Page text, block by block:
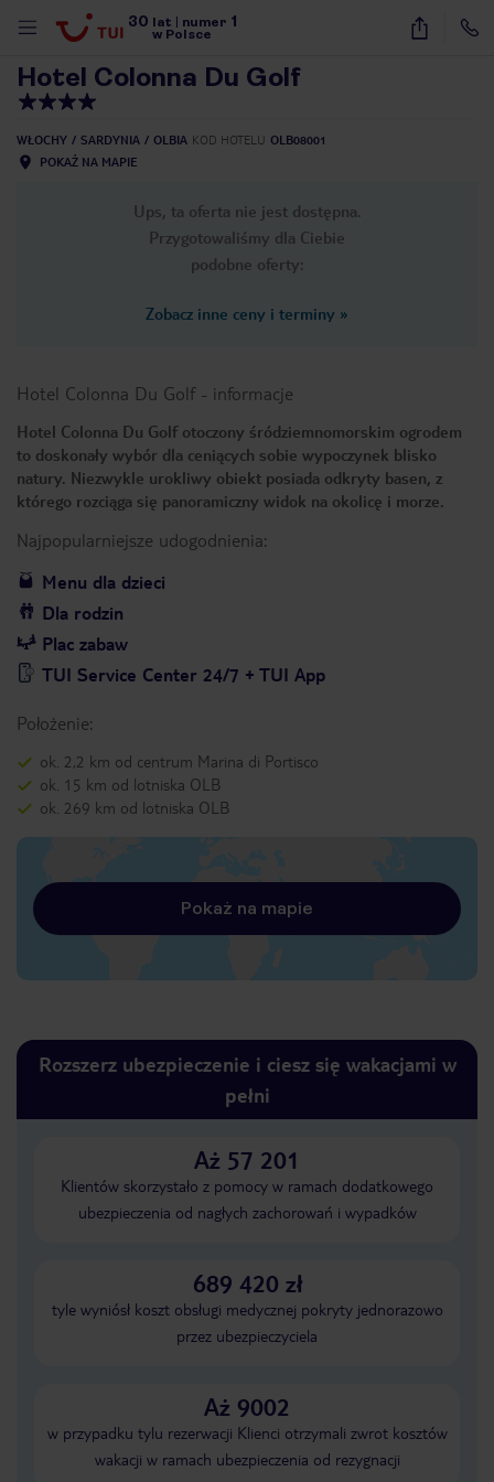
30 lat numer 1
w Polsce
21
Hotel Colonna Du Golf
WŁOCHY SARDYNIA OLBIA KOD HOTELU OLB08001
POKAŻ NA MAPIE
Ups, ta oferta nie jest dostępna.
Przygotowaliśmy dla Ciebie
podobne oferty:
Zobacz inne ceny i terminy »
Hotel Colonna Du Golf- informacje
Hotel Colonna Du Golf otoczony śródziemnomorskim ogrodem
to doskonały wybór dla ceniących sobie wypoczynek blisko
natury. Niezwykle urokliwy obiekt posiada odkryty basen, z
którego rozciąga się panoramiczny widok na okolicę i morze.
Najpopularniejsze udogodnienia:
Menu dla dzieci
Dla rodzin
Plac zabaw
TUI Service Center 24/7 + TUI App
Położenie:
ok. 2,2 km od centrum Marina di Portisco
ok. 15 km od lotniska OLB
ok. 269 km od lotniska OLB
Pokaż na mapie
Rozszerz ubezpieczenie i ciesz się wakacjami w
pełni
Aż 57 201
Klientów skorzystało z pomocy w ramach dodatkowego
ubezpieczenia od nagłych zachorowań i wypadków
689 420 zł
tyle wyniósł koszt obsługi medycznej pokryty jednorazowo
przez ubezpieczyciela
Aż 9002
w przypadku tylu rezerwacji Klienci otrzymali zwrot kosztów
wakacji w ramach ubezpieczenia od rezygnacji